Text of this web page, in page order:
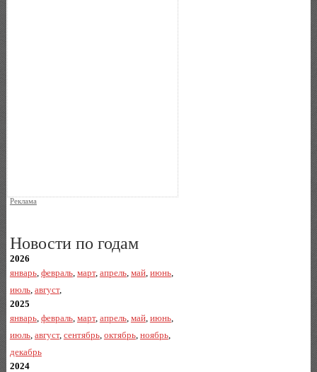
Реклама
Новости по годам
2026
январь, февраль, март, апрель, май, июнь,
июль, август,
2025
январь, февраль, март, апрель, май, июнь,
июль, август, сентябрь, октябрь, ноябрь,
декабрь
2024